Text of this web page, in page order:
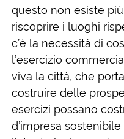
questo non esiste
riscoprire i luoghi
c’è la necessità di
l’esercizio
viva la città, che
costruire delle
esercizi possano
d’impresa